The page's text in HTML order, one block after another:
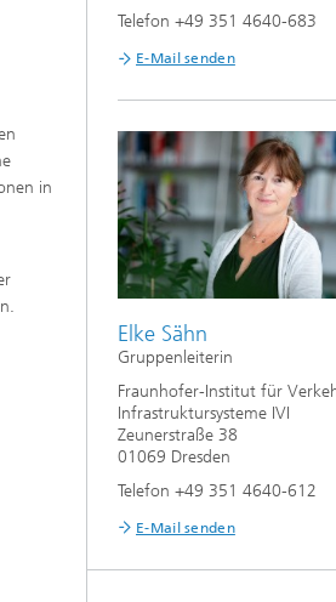
in
Telefon +49 351 4640-683
E-Mail senden
Elke Sähn
Gruppenleiterin
Fraunhofer-Institut für
Infrastruktursysteme IVI
Zeunerstraße 38
01069 Dresden
Telefon +49 351 4640-612
E-Mail senden